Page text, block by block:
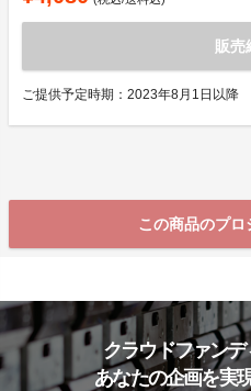
販売
ご提供予定時期：2023年8月1日以降
この商品のプロ
クラウドファンデ
あなたの企画を実